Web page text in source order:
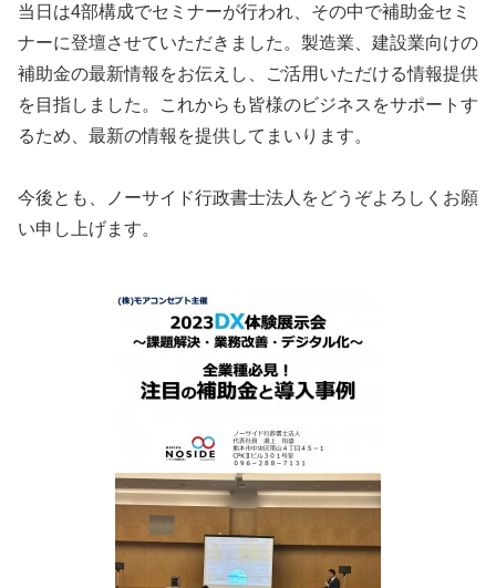
当日は4部構成でセミナーが行われ、その中で補助金セミ
ナーに登壇させていただきました。製造業、建設業向けの
補助金の最新情報をお伝えし、ご活用いただける情報提供
を目指しました。これからも皆様のビジネスをサポートす
るため、最新の情報を提供してまいります。
今後とも、ノーサイド行政書士法人をどうぞよろしくお願
い申し上げます。